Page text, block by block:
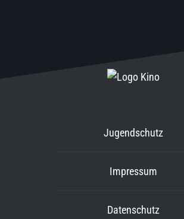
Jugendschutz
Impressum
Datenschutz